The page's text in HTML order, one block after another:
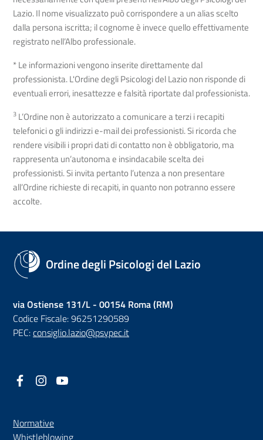
Lazio. Il nome visualizzato può corrispondere a un alias scelto
dalla persona iscritta; il cognome è invece quello effettivamente
registrato nell’Albo professionale.
* Le informazioni vengono inserite direttamente dal
professionista. L'Ordine degli Psicologi del Lazio non risponde di
eventuali errori, inesattezze e falsità riportate dal professionista.
3 L’Ordine non è autorizzato a comunicare a terzi i recapiti
telefonici o gli indirizzi e-mail dei professionisti. Si ricorda che
rendere visibili i propri dati di contatto non è obbligatorio, ma
rappresenta un’autonoma e insindacabile scelta dei
professionisti. Si invita pertanto l’utenza a non presentare
all’Ordine richieste di recapiti, in quanto non potranno essere
accolte.
Ordine degli Psicologi del Lazio
via Ostiense 131/L - 00154 Roma (RM)
Codice Fiscale: 96251290589
PEC:consiglio.lazio@psypec.it
Facebook
(nuova scheda - new tab)
Instagram
(nuova scheda - new tab)
Normative
Whistleblowing(nuova scheda - new tab)